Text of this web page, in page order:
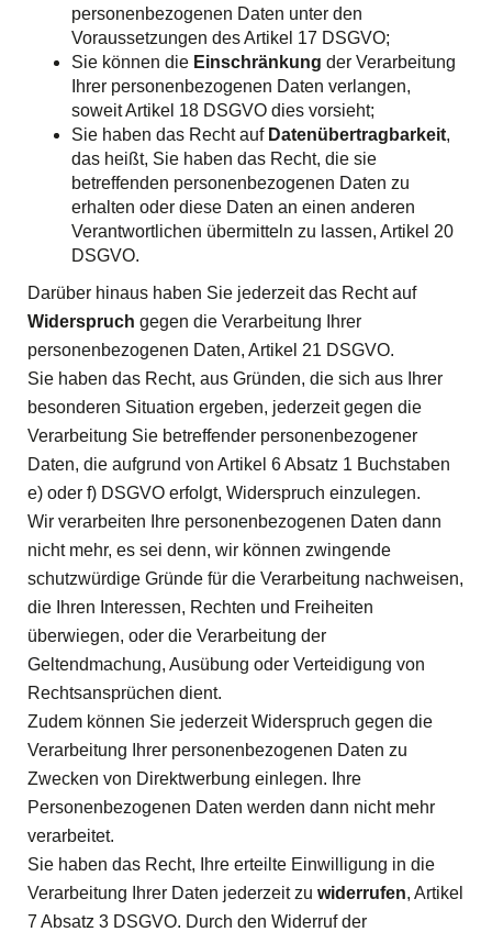
personenbezogenen Daten unter den
Voraussetzungen des Artikel 17 DSGVO;
Sie können die Einschränkung der Verarbeitung
Ihrer personenbezogenen Daten verlangen,
soweit Artikel 18 DSGVO dies vorsieht;
Sie haben das Recht auf Datenübertragbarkeit,
das heißt, Sie haben das Recht, die sie
betreffenden personenbezogenen Daten zu
erhalten oder diese Daten an einen anderen
Verantwortlichen übermitteln zu lassen, Artikel 20
DSGVO.
Darüber hinaus haben Sie jederzeit das Recht auf
Widerspruch gegen die Verarbeitung Ihrer
personenbezogenen Daten, Artikel 21 DSGVO.
Sie haben das Recht, aus Gründen, die sich aus Ihrer
besonderen Situation ergeben, jederzeit gegen die
Verarbeitung Sie betreffender personenbezogener
Daten, die aufgrund von Artikel 6 Absatz 1 Buchstaben
e) oder f) DSGVO erfolgt, Widerspruch einzulegen.
Wir verarbeiten Ihre personenbezogenen Daten dann
nicht mehr, es sei denn, wir können zwingende
schutzwürdige Gründe für die Verarbeitung nachweisen,
die Ihren Interessen, Rechten und Freiheiten
überwiegen, oder die Verarbeitung der
Geltendmachung, Ausübung oder Verteidigung von
Rechtsansprüchen dient.
Zudem können Sie jederzeit Widerspruch gegen die
Verarbeitung Ihrer personenbezogenen Daten zu
Zwecken von Direktwerbung einlegen. Ihre
Personenbezogenen Daten werden dann nicht mehr
verarbeitet.
Sie haben das Recht, Ihre erteilte Einwilligung in die
Verarbeitung Ihrer Daten jederzeit zu widerrufen, Artikel
7 Absatz 3 DSGVO. Durch den Widerruf der